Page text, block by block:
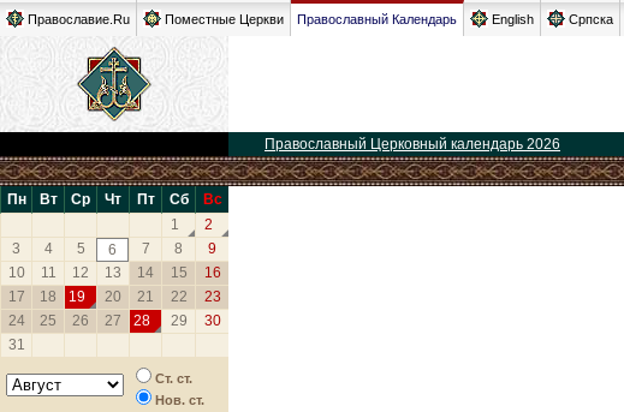
Православие.Ru Поместные Церкви Православный Календарь English Српска
Православный Церковный календарь 2026
Пн Вт Ср Чт Пт Сб
Вс
1
2
3
4 5 6 7 8
9
10
11 12 13 14 15
16
17
18 19 20 21 22
23
24
25 26 27 28 29
30
31
Ст. ст.
Нов. ст.